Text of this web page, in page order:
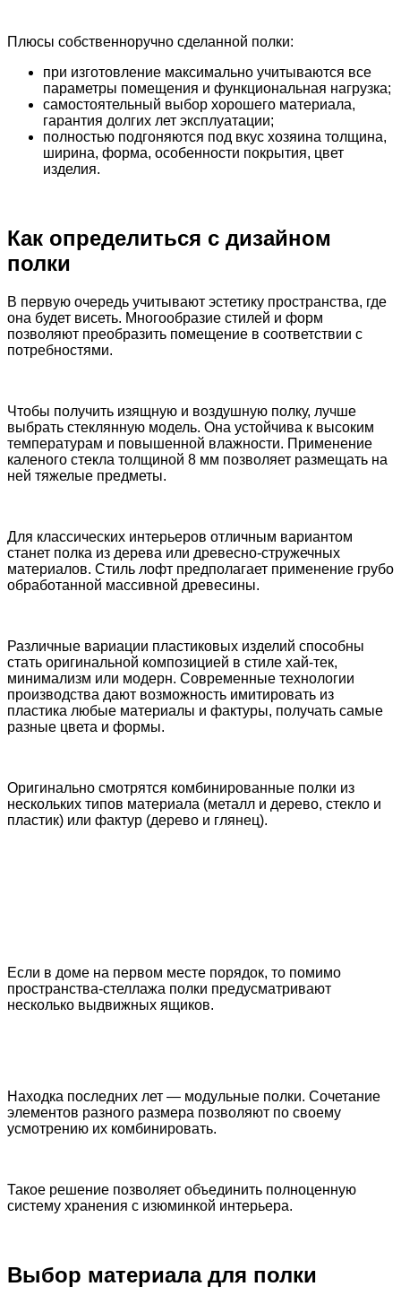
Плюсы собственноручно сделанной полки:
при изготовление максимально учитываются все
параметры помещения и функциональная нагрузка;
самостоятельный выбор хорошего материала,
гарантия долгих лет эксплуатации;
полностью подгоняются под вкус хозяина толщина,
ширина, форма, особенности покрытия, цвет
изделия.
Как определиться с дизайном
полки
В первую очередь учитывают эстетику пространства, где
она будет висеть. Многообразие стилей и форм
позволяют преобразить помещение в соответствии с
потребностями.
Чтобы получить изящную и воздушную полку, лучше
выбрать стеклянную модель. Она устойчива к высоким
температурам и повышенной влажности. Применение
каленого стекла толщиной 8 мм позволяет размещать на
ней тяжелые предметы.
Для классических интерьеров отличным вариантом
станет полка из дерева или древесно-стружечных
материалов. Стиль лофт предполагает применение грубо
обработанной массивной древесины.
Различные вариации пластиковых изделий способны
стать оригинальной композицией в стиле хай-тек,
минимализм или модерн. Современные технологии
производства дают возможность имитировать из
пластика любые материалы и фактуры, получать самые
разные цвета и формы.
Оригинально смотрятся комбинированные полки из
нескольких типов материала (металл и дерево, стекло и
пластик) или фактур (дерево и глянец).
Если в доме на первом месте порядок, то помимо
пространства-стеллажа полки предусматривают
несколько выдвижных ящиков.
Находка последних лет — модульные полки. Сочетание
элементов разного размера позволяют по своему
усмотрению их комбинировать.
Такое решение позволяет объединить полноценную
систему хранения с изюминкой интерьера.
Выбор материала для полки